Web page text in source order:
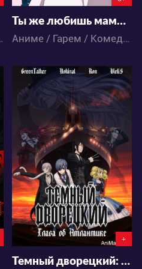
/ Экшен
Ты же любишь мамочку, удары которой бьют по площади двойным уроном?
Аниме / Гарем / Комедия / Магия / Приключения / Романтика / Фэнтези
38903
3 58
+
Темный дворецкий: Глава об Атлантике